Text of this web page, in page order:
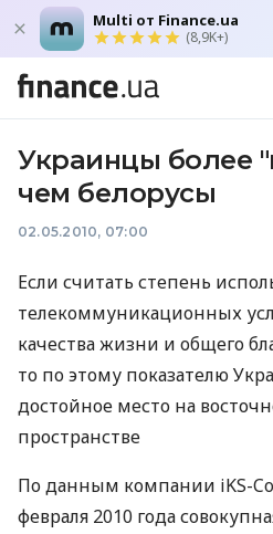
Multi от Finance.ua
(8,9K+)
Украинцы более
чем белорусы
02.05.2010, 07:00
Если считать степень
телекоммуникационных
качества жизни и общего
то по этому показателю
достойное место на
пространстве
По данным компании iKS-
февраля 2010 года